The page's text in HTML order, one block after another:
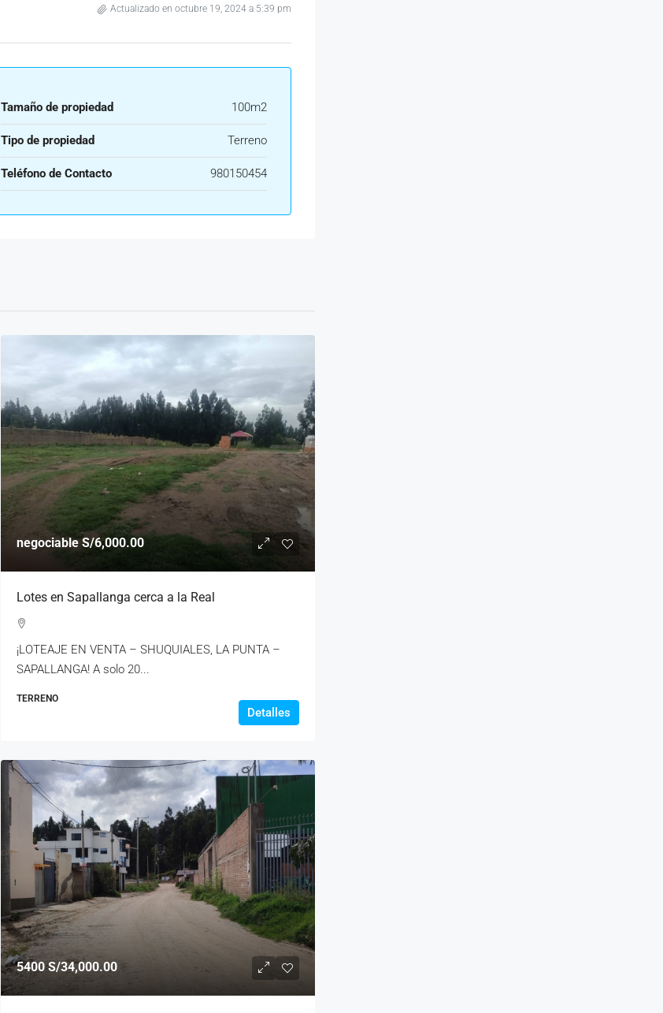
Actualizado en octubre 19, 2024 a 5:39 pm
Tamaño de propiedad 100m2
Tipo de propiedad Terreno
Teléfono de Contacto 980150454
negociableS/6,000.00
Lotes en Sapallanga cerca a la Real
¡LOTEAJE EN VENTA – SHUQUIALES, LA PUNTA –
SAPALLANGA! A solo 20...
TERRENO
Detalles
5400S/34,000.00